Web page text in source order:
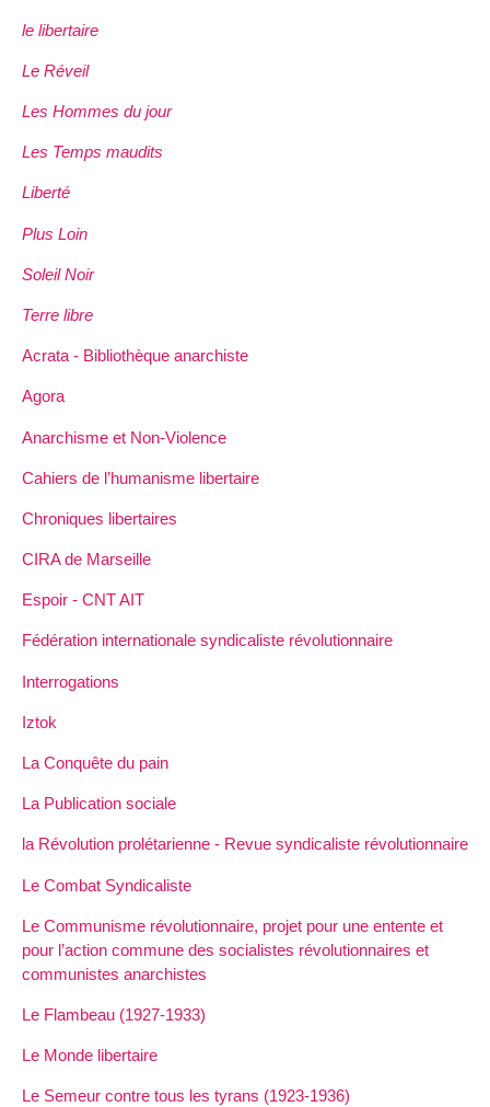
le libertaire
Le Réveil
Les Hommes du jour
Les Temps maudits
Liberté
Plus Loin
Soleil Noir
Terre libre
Acrata - Bibliothèque anarchiste
Agora
Anarchisme et Non-Violence
Cahiers de l’humanisme libertaire
Chroniques libertaires
CIRA de Marseille
Espoir - CNT AIT
Fédération internationale syndicaliste révolutionnaire
Interrogations
Iztok
La Conquête du pain
La Publication sociale
la Révolution prolétarienne - Revue syndicaliste révolutionnaire
Le Combat Syndicaliste
Le Communisme révolutionnaire, projet pour une entente et
pour l’action commune des socialistes révolutionnaires et
communistes anarchistes
Le Flambeau (1927-1933)
Le Monde libertaire
Le Semeur contre tous les tyrans (1923-1936)